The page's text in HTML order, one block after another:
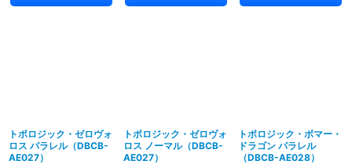
トポロジック・ゼロヴォ
ロス パラレル（DBCB-
AE027）
トポロジック・ゼロヴォ
ロス ノーマル（DBCB-
AE027）
トポロジック・ボマー・
ドラゴン パラレル
（DBCB-AE028）